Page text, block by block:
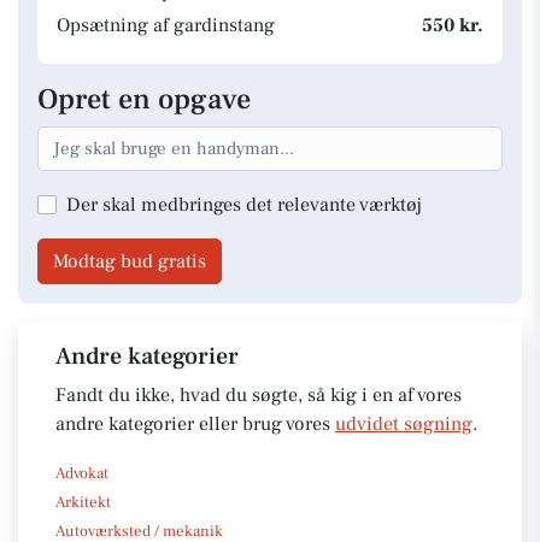
Opsætning af gardinstang
550 kr.
Opret en opgave
Der skal medbringes det relevante værktøj
Modtag bud gratis
Andre kategorier
Fandt du ikke, hvad du søgte, så kig i en af vores
andre kategorier eller brug vores udvidet søgning.
Advokat
Arkitekt
Autoværksted / mekanik